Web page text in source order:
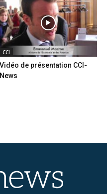
CCI
Vidéo de présentation CCI-
News